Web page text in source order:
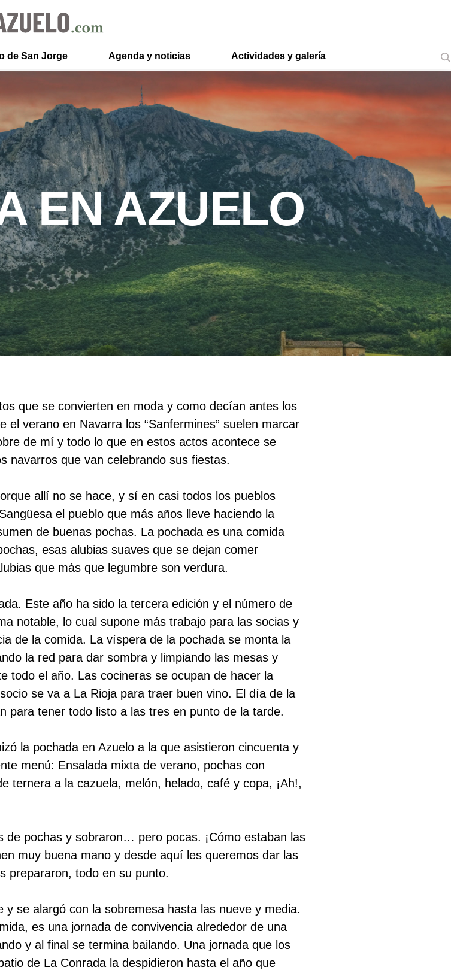
de San Jorge Agenda y noticias Actividades y galería
EN AZUELO
que se convierten en moda y como decían antes los
el verano en Navarra los “Sanfermines” suelen marcar
de mí y todo lo que en estos actos acontece se
navarros que van celebrando sus fiestas.
allí no se hace, y sí en casi todos los pueblos
el pueblo que más años lleve haciendo la
de buenas pochas. La pochada es una comida
esas alubias suaves que se dejan comer
que más que legumbre son verdura.
Este año ha sido la tercera edición y el número de
notable, lo cual supone más trabajo para las socias y
de la comida. La víspera de la pochada se monta la
la red para dar sombra y limpiando las mesas y
todo el año. Las cocineras se ocupan de hacer la
se va a La Rioja para traer buen vino. El día de la
para tener todo listo a las tres en punto de la tarde.
la pochada en Azuelo a la que asistieron cincuenta y
menú: Ensalada mixta de verano, pochas con
ternera a la cazuela, melón, helado, café y copa, ¡Ah!,
de pochas y sobraron… pero pocas. ¡Cómo estaban las
muy buena mano y desde aquí les queremos dar las
prepararon, todo en su punto.
se alargó con la sobremesa hasta las nueve y media.
es una jornada de convivencia alrededor de una
y al final se termina bailando. Una jornada que los
de La Conrada la despidieron hasta el año que